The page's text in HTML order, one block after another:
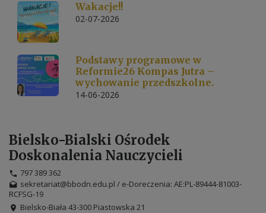
Wakacje!!
02-07-2026
Podstawy programowe w
Reformie26 Kompas Jutra –
wychowanie przedszkolne.
14-06-2026
Bielsko-Bialski Ośrodek
Doskonalenia Nauczycieli
797 389 362
sekretariat@bbodn.edu.pl / e-Doreczenia: AE:PL-89444-81003-
RCFSG-19
Bielsko-Biała 43-300 Piastowska 21